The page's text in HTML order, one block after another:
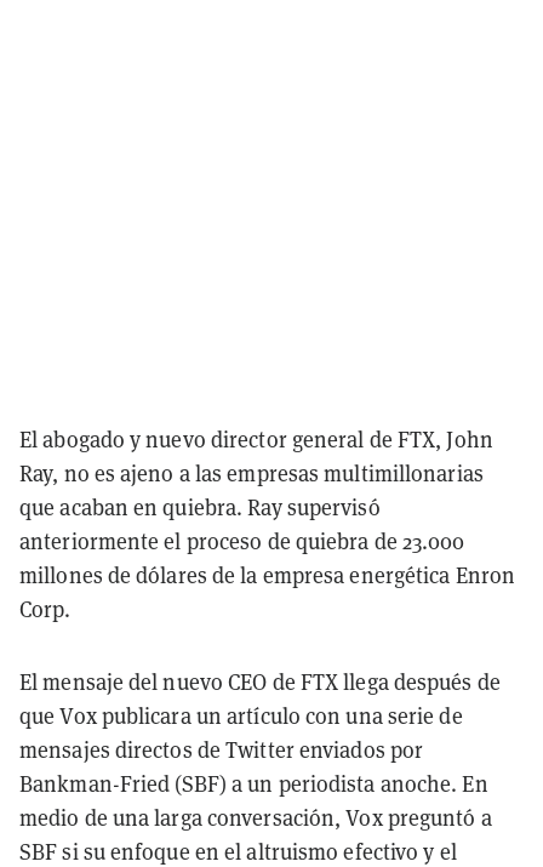
El abogado y nuevo director general de FTX, John
Ray, no es ajeno a las empresas multimillonarias
que acaban en quiebra. Ray supervisó
anteriormente el proceso de quiebra de 23.000
millones de dólares de la empresa energética Enron
Corp.
El mensaje del nuevo CEO de FTX llega después de
que Vox publicara un artículo con una serie de
mensajes directos de Twitter enviados por
Bankman-Fried (SBF) a un periodista anoche. En
medio de una larga conversación, Vox preguntó a
SBF si su enfoque en el altruismo efectivo y el